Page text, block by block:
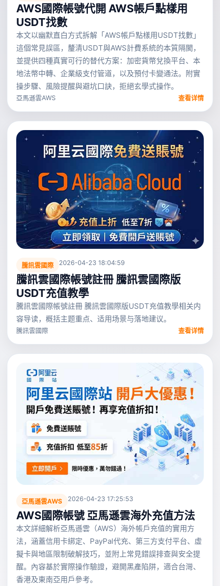
AWS國際帳號代開 AWS帳戶點樣用
USDT找數
本文以幽默直白方式拆解「AWS帳戶點樣用USDT找數」
這個常見誤區，釐清USDT與AWS計費系統的本質隔閡，
並提供四種真實可行的替代方案：加密貨幣兌換平台、本
地法幣中轉、企業級支付管道，以及預付卡變通法。附實
操步驟、風險提醒與避坑口訣，拒絕玄學式操作。
亞馬遜雲AWS 查看详情
騰訊雲國際 2026-04-23 18:04:59
騰訊雲國際帳號註冊 騰訊雲國際版
USDT充值教學
騰訊雲國際帳號註冊 騰訊雲國際版USDT充值教學相关内
容导读，概括主题重点、适用场景与落地建议。
騰訊雲國際 查看详情
亞馬遜雲AWS 2026-04-23 17:25:53
AWS國際帳號 亞馬遜雲海外充值方法
本文詳細解析亞馬遜雲（AWS）海外帳戶充值的實用方
法，涵蓋信用卡綁定、PayPal代充、第三方支付平台、虛
擬卡與地區限制破解技巧，並附上常見錯誤排查與安全提
醒。內容基於實際操作驗證，避開黑產陷阱，適合台灣、
香港及東南亞用戶參考。